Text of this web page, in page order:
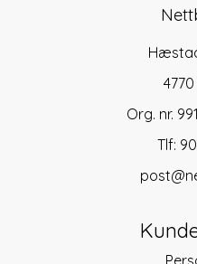
Org. nr.
Tlf: